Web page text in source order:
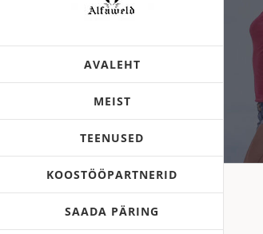
AVALEHT
MEIST
TEENUSED
KOOSTÖÖPARTNERID
SAADA PÄRING